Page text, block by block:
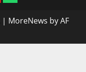
| MoreNews by AF